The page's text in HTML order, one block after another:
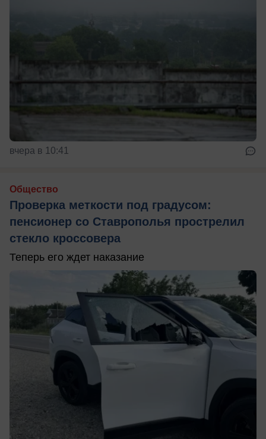
вчера в 10:41
Общество
Проверка меткости под градусом:
пенсионер со Ставрополья прострелил
стекло кроссовера
Теперь его ждет наказание